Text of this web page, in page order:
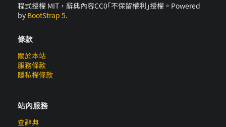
程式授權 MIT，辭典內容CC0｢不保留權利｣授權。Powered
by BootStrap 5.
條款
關於本站
服務條款
隱私權條款
站內服務
查辭典